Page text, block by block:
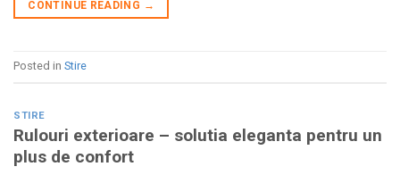
CONTINUE READING →
Posted in Stire
STIRE
Rulouri exterioare – solutia eleganta pentru un
plus de confort